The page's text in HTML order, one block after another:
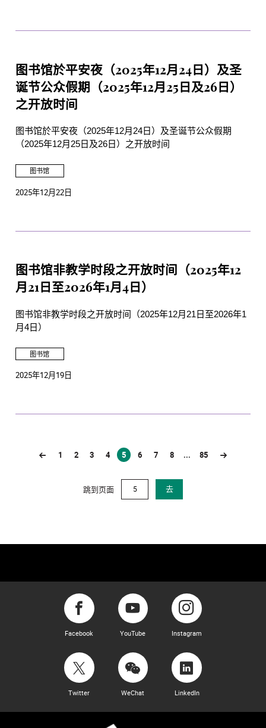
图书馆於平安夜（2025年12月24日）及圣
诞节公众假期（2025年12月25日及26日）
之开放时间
图书馆於平安夜（2025年12月24日）及圣诞节公众假期
（2025年12月25日及26日）之开放时间
图书馆
2025年12月22日
图书馆非教学时段之开放时间（2025年12
月21日至2026年1月4日）
图书馆非教学时段之开放时间（2025年12月21日至2026年1
月4日）
图书馆
2025年12月19日
1 2 3 4 5
(current)
6 7 8 ... 85
跳到页面 去
Facebook YouTube Instagram
Twitter WeChat LinkedIn